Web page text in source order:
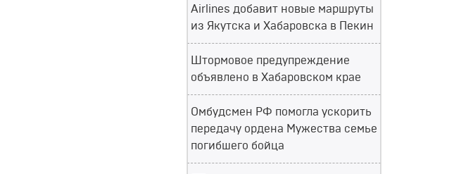
Airlines добавит новые маршруты
из Якутска и Хабаровска в Пекин
Штормовое предупреждение
объявлено в Хабаровском крае
Омбудсмен РФ помогла ускорить
передачу ордена Мужества семье
погибшего бойца